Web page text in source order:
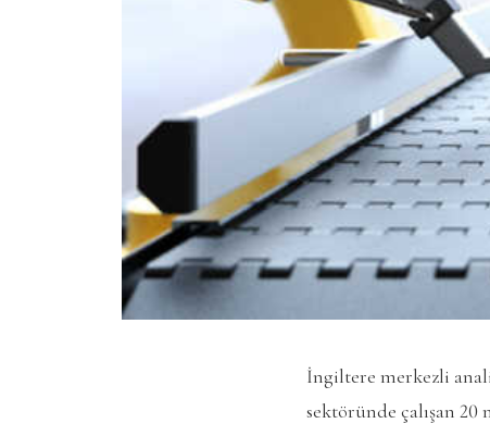
İngiltere merkezli
sektöründe çalışan